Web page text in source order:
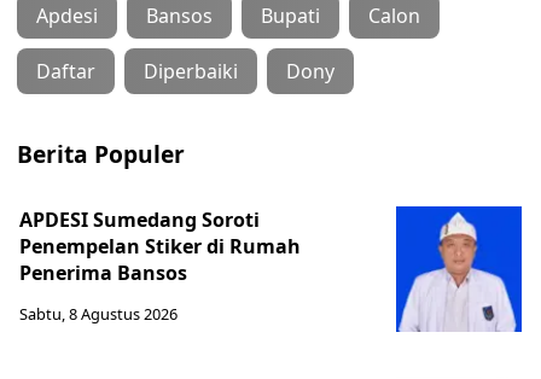
Apdesi Bansos Bupati Calon
Daftar Diperbaiki Dony
Berita Populer
APDESI Sumedang Soroti
Penempelan Stiker di Rumah
Penerima Bansos
Sabtu, 8 Agustus 2026